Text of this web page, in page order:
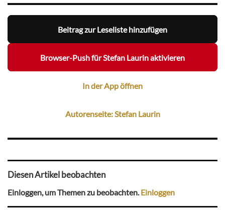
Beitrag zur Leseliste hinzufügen
Browser-Push für Stefan Laurin aktivieren
In der App öffnen
Autorenseite: Stefan Laurin
Diesen Artikel beobachten
Einloggen, um Themen zu beobachten.Einloggen